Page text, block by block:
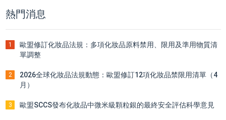
熱門消息
1
歐盟修訂化妝品法規：多項化妝品原料禁用、限用及準用物質清
單調整
2
2026全球化妝品法規動態：歐盟修訂12項化妝品禁限用清單（4
月）
3 歐盟SCCS發布化妝品中微米級顆粒銀的最終安全評估科學意見